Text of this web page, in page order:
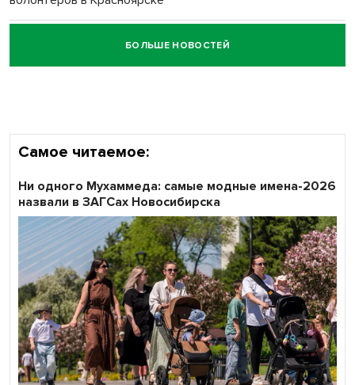
Честный выбор: видеонаблюдение обеспечит
объективность результатов ЕДГ в Новосибирской
БОЛЬШЕ НОВОСТЕЙ
Самое читаемое:
Ни одного Мухаммеда: самые модные имена-2026
назвали в ЗАГСах Новосибирска